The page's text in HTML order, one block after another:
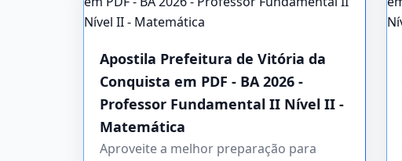
Apostila Prefeitura de Vitória da
Conquista em PDF - BA 2026 -
Professor Fundamental II Nível II -
Matemática
Aproveite a melhor preparação para